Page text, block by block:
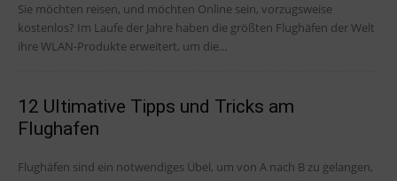
Sie möchten reisen, und möchten Online sein, vorzugsweise
kostenlos? Im Laufe der Jahre haben die größten Flughäfen der Welt
ihre WLAN-Produkte erweitert, um die...
12 Ultimative Tipps und Tricks am
Flughafen
Flughäfen sind ein notwendiges Übel, um von A nach B zu gelangen,